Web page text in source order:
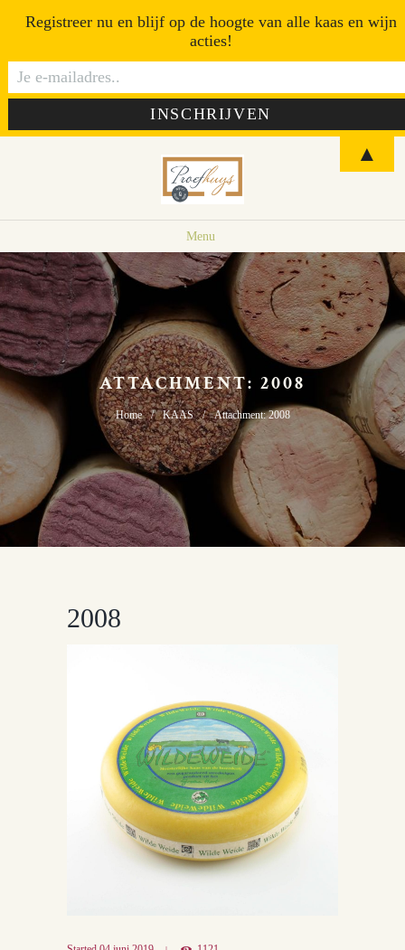
Menu
ATTACHMENT: 2008
Home KAAS Attachment: 2008
2008
Registreer nu en blijf op de hoogte van alle kaas en wijn
acties!
▲